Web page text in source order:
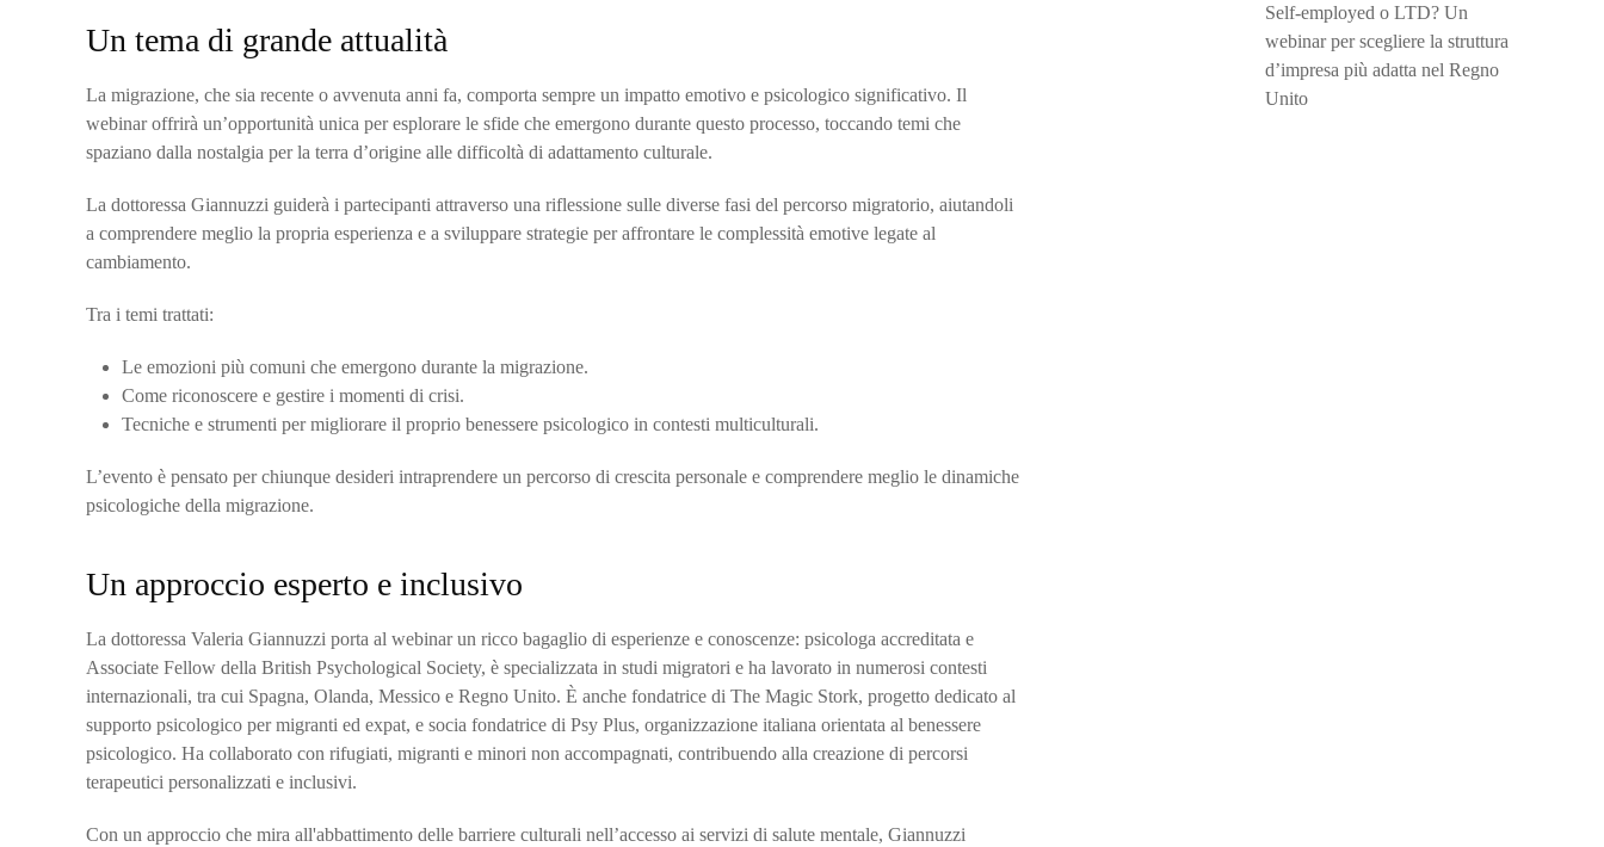
Un tema di grande attualità
La migrazione, che sia recente o avvenuta anni fa, comporta sempre un impatto emotivo e psicologico significativo. Il
webinar offrirà un’opportunità unica per esplorare le sfide che emergono durante questo processo, toccando temi che
spaziano dalla nostalgia per la terra d’origine alle difficoltà di adattamento culturale.
La dottoressa Giannuzzi guiderà i partecipanti attraverso una riflessione sulle diverse fasi del percorso migratorio, aiutandoli
a comprendere meglio la propria esperienza e a sviluppare strategie per affrontare le complessità emotive legate al
cambiamento.
Tra i temi trattati:
Le emozioni più comuni che emergono durante la migrazione.
Come riconoscere e gestire i momenti di crisi.
Tecniche e strumenti per migliorare il proprio benessere psicologico in contesti multiculturali.
L’evento è pensato per chiunque desideri intraprendere un percorso di crescita personale e comprendere meglio le dinamiche
psicologiche della migrazione.
Un approccio esperto e inclusivo
La dottoressa Valeria Giannuzzi porta al webinar un ricco bagaglio di esperienze e conoscenze: psicologa accreditata e
Associate Fellow della British Psychological Society, è specializzata in studi migratori e ha lavorato in numerosi contesti
internazionali, tra cui Spagna, Olanda, Messico e Regno Unito. È anche fondatrice di The Magic Stork, progetto dedicato al
supporto psicologico per migranti ed expat, e socia fondatrice di Psy Plus, organizzazione italiana orientata al benessere
psicologico. Ha collaborato con rifugiati, migranti e minori non accompagnati, contribuendo alla creazione di percorsi
terapeutici personalizzati e inclusivi.
Con un approccio che mira all'abbattimento delle barriere culturali nell’accesso ai servizi di salute mentale, Giannuzzi
Self-employed o LTD? Un
webinar per scegliere la struttura
d’impresa più adatta nel Regno
Unito